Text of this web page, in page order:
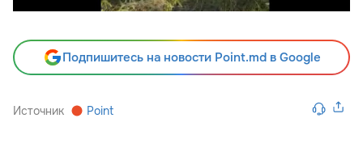
Подпишитесь на новости Point.md в Google
Источник Point